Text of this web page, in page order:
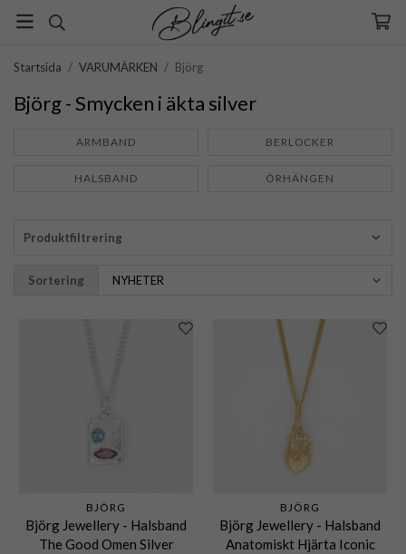
Startsida / VARUMÄRKEN / Björg
Björg - Smycken i äkta silver
ARMBAND BERLOCKER
HALSBAND ÖRHÄNGEN
Produktfiltrering
Sortering
BJÖRG
Björg Jewellery - Halsband
The Good Omen Silver
BJÖRG
Björg Jewellery - Halsband
Anatomiskt Hjärta Iconic